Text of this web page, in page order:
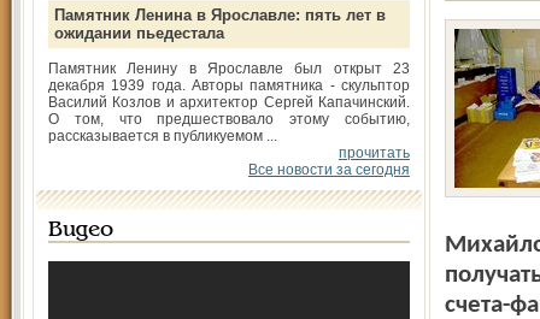
Памятник Ленина в Ярославле: пять лет в
ожидании пьедестала
Памятник Ленину в Ярославле был открыт 23
декабря 1939 года. Авторы памятника - скульптор
Василий Козлов и архитектор Сергей Капачинский.
О том, что предшествовало этому событию,
рассказывается в публикуемом ...
прочитать
Все новости за сегодня
Видео
счета-